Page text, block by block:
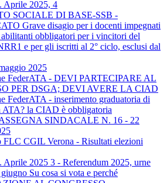
Aprile 2025, 4
SOCIALE DI BASE-SSB -
Grave disagio per i docenti impegnati
obbligatori per i vincitori del
e per gli iscritti al 2° ciclo, esclusi dal
2025
FederATA - DEVI PARTECIPARE AL
PER DSGA; DEVI AVERE LA CIAD
FederATA - inserimento graduatoria di
ATA? la CIAD è obbligatoria
SINDACALE N. 16 - 22
FLC CGIL Verona - Risultati elezioni
Aprile 2025 3 - Referendum 2025, urne
Su cosa si vota e perché